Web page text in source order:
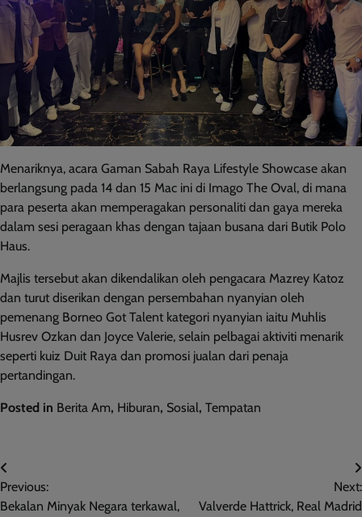
Menariknya, acara Gaman Sabah Raya Lifestyle Showcase akan
berlangsung pada 14 dan 15 Mac ini di Imago The Oval, di mana
para peserta akan memperagakan personaliti dan gaya mereka
dalam sesi peragaan khas dengan tajaan busana dari Butik Polo
Haus.
Majlis tersebut akan dikendalikan oleh pengacara Mazrey Katoz
dan turut diserikan dengan persembahan nyanyian oleh
pemenang Borneo Got Talent kategori nyanyian iaitu Muhlis
Husrev Ozkan dan Joyce Valerie, selain pelbagai aktiviti menarik
seperti kuiz Duit Raya dan promosi jualan dari penaja
pertandingan.
Posted in Berita Am, Hiburan, Sosial, Tempatan
Post
navigation
Previous:
Bekalan Minyak Negara terkawal,
Next:
Valverde Hattrick, Real Madrid